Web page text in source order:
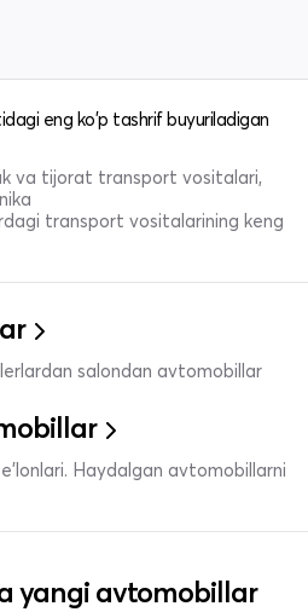
eng ko'p tashrif buyuriladigan
va tijorat transport vositalari,
transport vositalarining keng
salondan avtomobillar
Haydalgan avtomobillarni
yangi avtomobillar